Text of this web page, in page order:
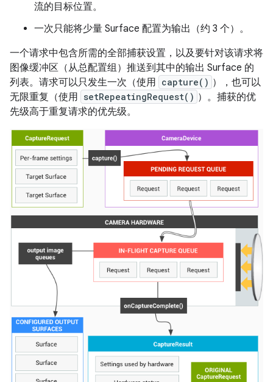
流的目标位置。
一次只能将少量 Surface 配置为输出（约 3 个）。
一个请求中包含所需的全部捕获设置，以及要针对该请求将
图像缓冲区（从总配置组）推送到其中的输出 Surface 的
列表。请求可以只发生一次（使用 capture() ），也可以
无限重复（使用 setRepeatingRequest() ）。捕获的优
先级高于重复请求的优先级。